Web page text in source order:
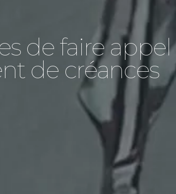
de faire
de créances